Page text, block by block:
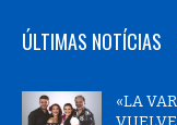
ÚLTIMAS NOTÍCIAS
«LA